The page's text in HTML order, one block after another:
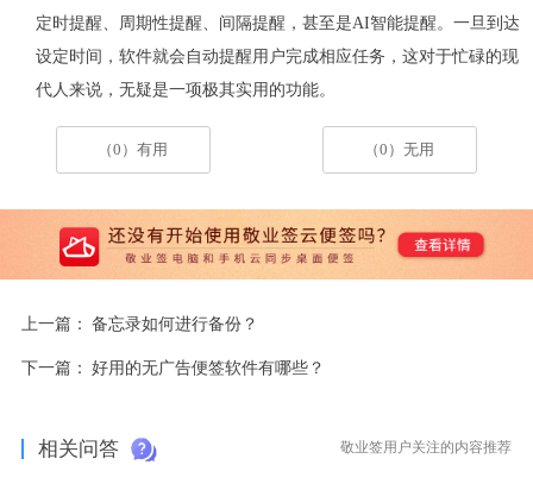
定时提醒、周期性提醒、间隔提醒，甚至是AI智能提醒。一旦到达
设定时间，软件就会自动提醒用户完成相应任务，这对于忙碌的现
代人来说，无疑是一项极其实用的功能。
（0）有用 （0）无用
上一篇： 备忘录如何进行备份？
下一篇： 好用的无广告便签软件有哪些？
相关问答 敬业签用户关注的内容推荐